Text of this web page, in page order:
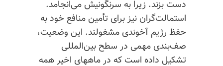
دست بزند. زیرا به سرنگونیش می‌انجامد.
استمالت‌گران نیز برای تأمین منافع خود به
حفظ رژیم آخوندی مشغولند. این وضعیت،
صف‌بندی مهمی در سطح بین‌المللی
تشکیل داده است که در ماههای اخیر همه